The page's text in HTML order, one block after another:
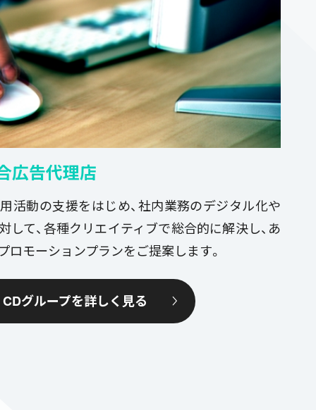
広告代理店
活動の支援をはじめ、社内業務のデジタル化や
して、各種クリエイティブで総合的に解決し、あ
ロモーションプランをご提案します。
CDグループを詳しく見る